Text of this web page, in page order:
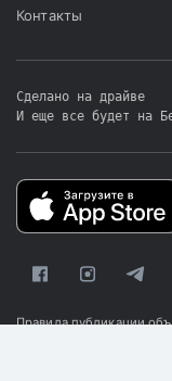
Контакты
Сделано на драйве
И еще все будет на
Правила публикации